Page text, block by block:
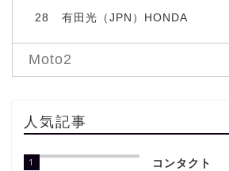
28 有田光（JPN）HONDA
Moto2
人気記事
1 コンタクト